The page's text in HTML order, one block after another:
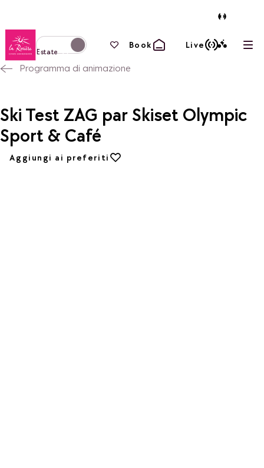
Torna alla home page
Passa alla modalità invernale
Estate
I tuoi preferiti
Book Live
Programma di animazione
Ski Test ZAG par Skiset Olympic
Sport & Café
Aggiungi ai preferiti
Aggiungi ai preferiti